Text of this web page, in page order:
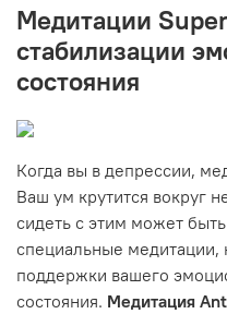
Медитации
стабилизации
состояния
Когда вы в депрессии,
Ваш ум крутится вокруг
сидеть с этим может
специальные медитации,
поддержки вашего
состояния. Медитация